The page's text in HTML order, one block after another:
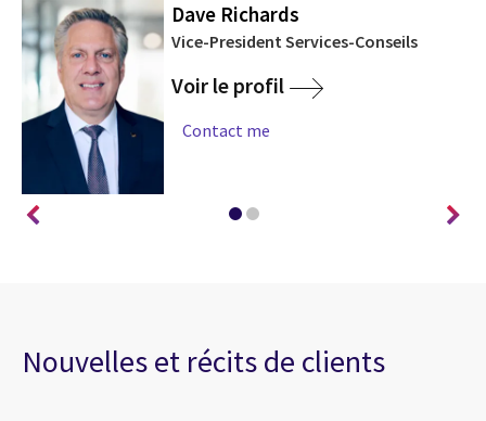
Dave Richards
Vice-President Services-Conseils
Voir le profil
Contact me
Nouvelles et récits de clients